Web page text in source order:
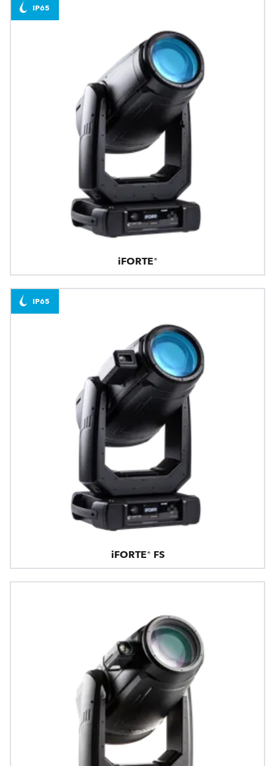
iFORTE®
IP65
iFORTE® FS
IP65